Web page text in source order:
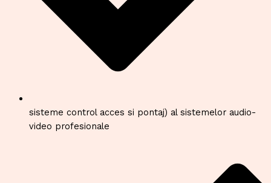
sisteme control acces si pontaj) al sistemelor audio-
video profesionale